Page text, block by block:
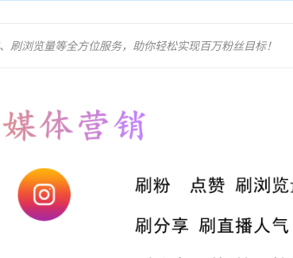
浏览量等全方位服务，助你轻松实现百万粉丝目标！